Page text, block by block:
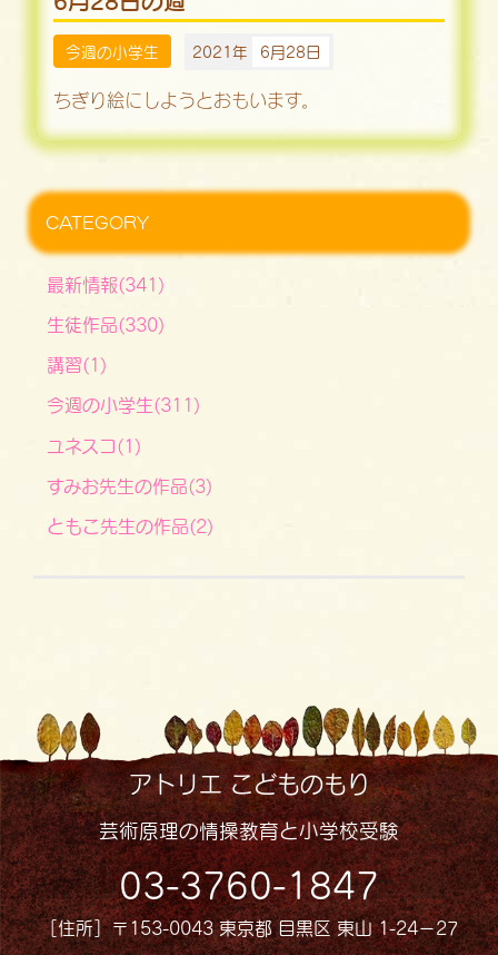
今週の小学生 2021年 6月28日
ちぎり絵にしようとおもいます。
CATEGORY
最新情報(341)
生徒作品(330)
講習(1)
今週の小学生(311)
ユネスコ(1)
すみお先生の作品(3)
ともこ先生の作品(2)
アトリエ こどものもり
芸術原理の情操教育と小学校受験
03-3760-1847
［住所］〒153-0043 東京都 目黒区 東山 1-24−27